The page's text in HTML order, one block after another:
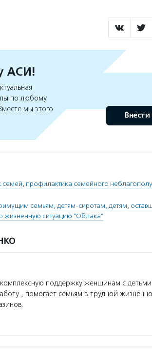
АСИ!
по любому
мы этого
Внести
семей, профилактика семейного
семьям, детям-сиротам, детям,
ситуацию "Облака"
поддержку женщинам с
, помогает семьям в трудной